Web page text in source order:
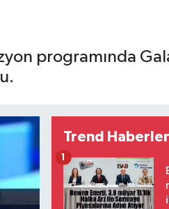
programında
Trend Haberler
1